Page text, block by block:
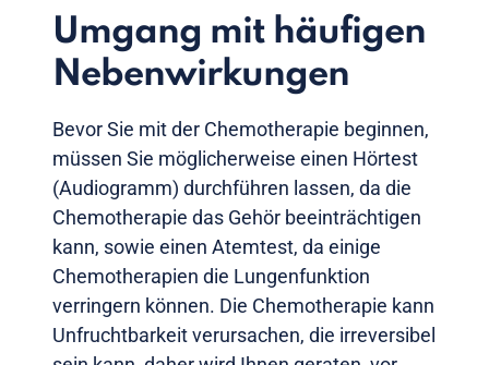
Umgang mit häufigen
Nebenwirkungen
Bevor Sie mit der Chemotherapie beginnen,
müssen Sie möglicherweise einen Hörtest
(Audiogramm) durchführen lassen, da die
Chemotherapie das Gehör beeinträchtigen
kann, sowie einen Atemtest, da einige
Chemotherapien die Lungenfunktion
verringern können. Die Chemotherapie kann
Unfruchtbarkeit verursachen, die irreversibel